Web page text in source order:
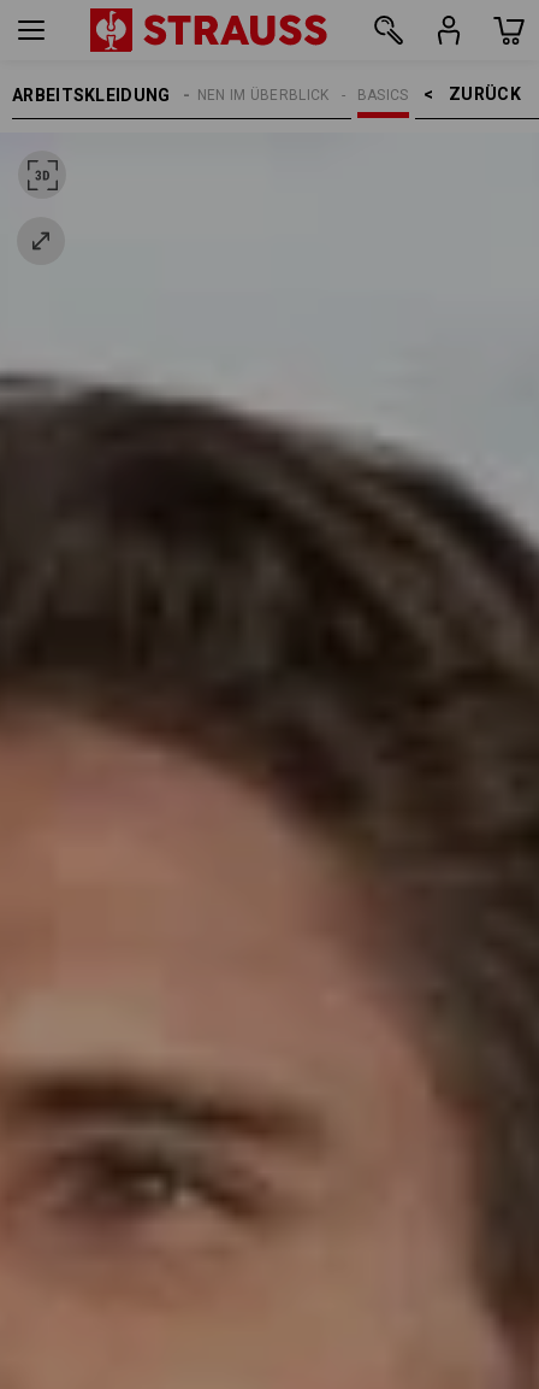
ARBEITSKLEIDUNG ZURÜCK    >
BASICS
E.S. KOLLEKTIONEN IM ÜBERBLICK
THEMEN